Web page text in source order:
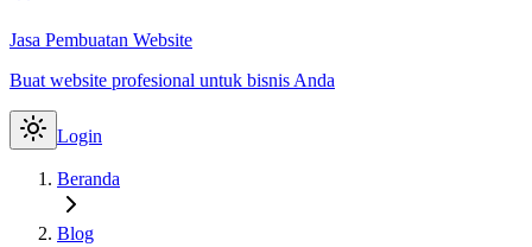
Jasa Pembuatan Website
Buat website profesional untuk bisnis Anda
Login
Beranda
Blog